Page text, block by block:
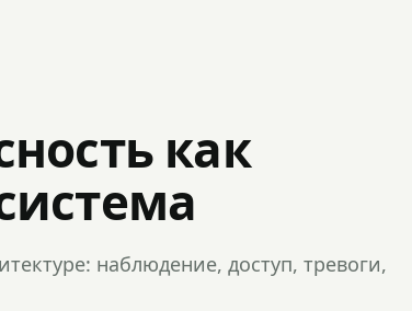
как
наблюдение, доступ, тревоги,